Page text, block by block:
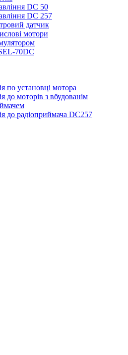
DC 50
DC 257
датчик
мотори
70DС
по установці мотора
до моторів з вбудованім
до радіоприймача DC257